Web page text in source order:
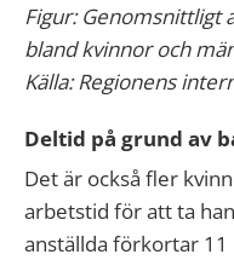
Figur: Genomsnittligt
bland kvinnor och
Källa: Regionens
Deltid på grund av
Det är också fler
arbetstid för att ta
anställda förkortar 11